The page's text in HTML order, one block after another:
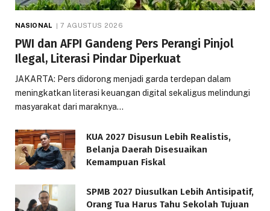
NASIONAL 7 AGUSTUS 2026
PWI dan AFPI Gandeng Pers Perangi Pinjol
Ilegal, Literasi Pindar Diperkuat
JAKARTA: Pers didorong menjadi garda terdepan dalam
meningkatkan literasi keuangan digital sekaligus melindungi
masyarakat dari maraknya…
KUA 2027 Disusun Lebih Realistis,
Belanja Daerah Disesuaikan
Kemampuan Fiskal
SPMB 2027 Diusulkan Lebih Antisipatif,
Orang Tua Harus Tahu Sekolah Tujuan